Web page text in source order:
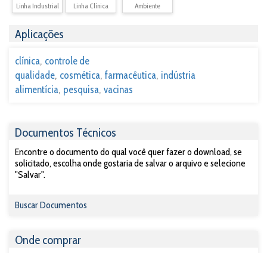
Linha Industrial Linha Clínica Ambiente
Aplicações
clínica controle de
qualidade cosmética farmacêutica indústria
alimentícia pesquisa vacinas
Documentos Técnicos
Encontre o documento do qual você quer fazer o download, se
solicitado, escolha onde gostaria de salvar o arquivo e selecione
"Salvar".
Buscar Documentos
Onde comprar